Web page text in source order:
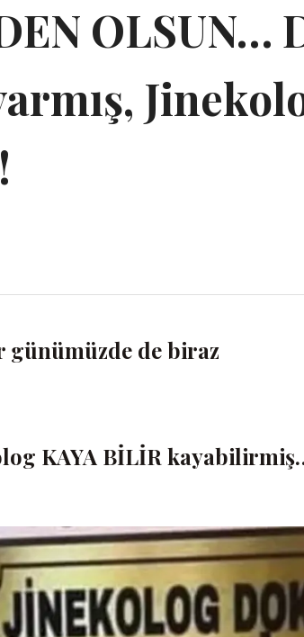
OLSUN…
günümüzde de biraz
KAYA BİLİR